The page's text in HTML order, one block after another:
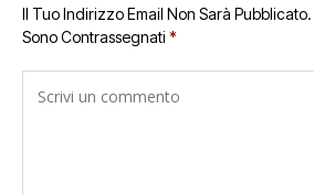
Il Tuo Indirizzo Email Non Sarà Pubblicato.
Sono Contrassegnati *